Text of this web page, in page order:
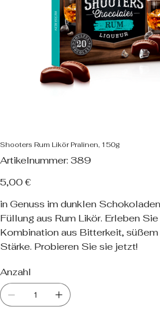
Shooters Rum Likör Pralinen, 150g
Artikelnummer: Artikelnummer:
389
389
Preis
5,00 €
in Genuss im dunklen
Füllung aus Rum Likör. Erleben
Kombination aus Bitterkeit,
Stärke. Probieren Sie sie jetzt!
Anzahl